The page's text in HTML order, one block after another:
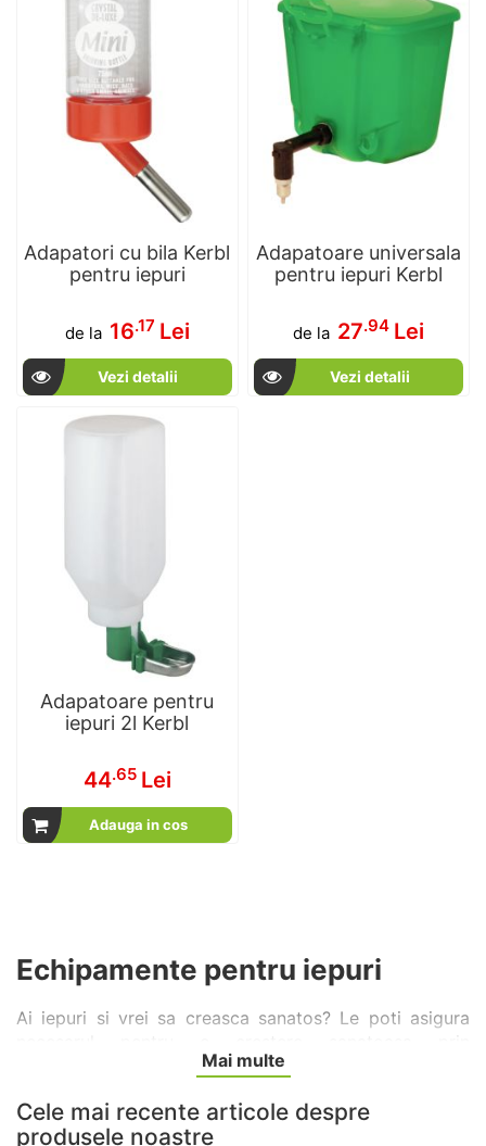
Adapatori cu bila Kerbl
pentru iepuri
de la 16.17 Lei
Vezi detalii
Adapatoare universala
pentru iepuri Kerbl
de la 27.94 Lei
Vezi detalii
Adapatoare pentru
iepuri 2l Kerbl
44.65 Lei
Adauga in cos
Echipamente pentru iepuri
Ai iepuri si vrei sa creasca sanatos? Le poti asigura
achizitionarea unor adapatori, hranitori, custi si tarcuri,
mai ales la capitolul hrana. Asigura-te ca le cumperi
hranitori si adapatori potrivite. Aici gasesti hranitoare
Mai multe
Cele mai recente articole despre
produsele noastre